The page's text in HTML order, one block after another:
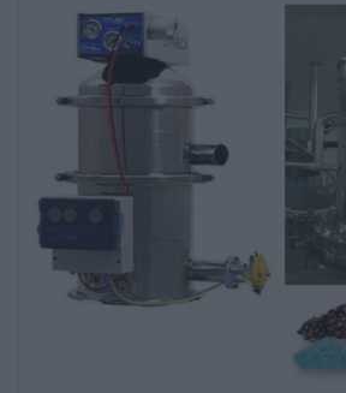
Mantenimiento mínimo
Bajo nivel de ruido
Limpieza automática de filtros
Fácil de instalar
Tamaño compacto
Fácil de limpiar
Transporte sin polvo
Resistente a los ácidos
Hecho de acero inoxidable pulido
Envío de grandes volúmenes
Atmósferas explosivas
Certificado(ATE)X